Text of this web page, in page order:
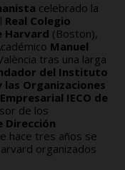
celebrado la
Real Colegio
Harvard (Boston),
Manuel
tras una larga
del Instituto
las Organizaciones
IECO de
de los
Dirección
hace tres años se
organizados